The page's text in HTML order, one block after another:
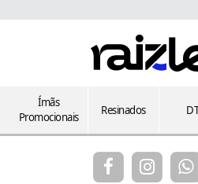
Ímãs
Promocionais
Resinados